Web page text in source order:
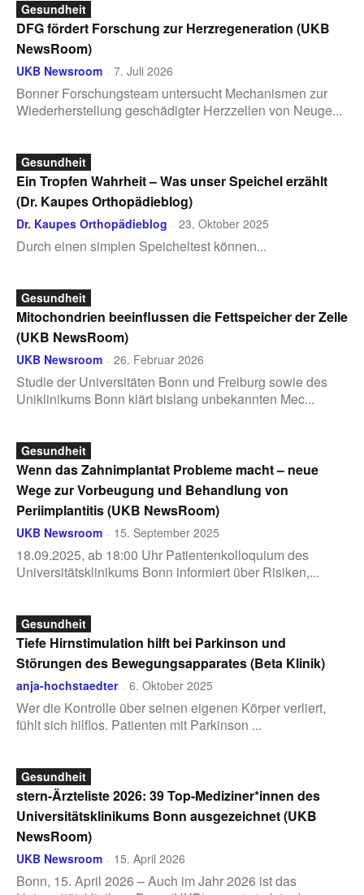
Gesundheit
DFG fördert Forschung zur Herzregeneration (UKB
NewsRoom)
UKB Newsroom - 7. Juli 2026
Bonner Forschungsteam untersucht Mechanismen zur
Wiederherstellung geschädigter Herzzellen von Neuge...
Gesundheit
Ein Tropfen Wahrheit – Was unser Speichel erzählt
(Dr. Kaupes Orthopädieblog)
Dr. Kaupes Orthopädieblog - 23. Oktober 2025
Durch einen simplen Speicheltest können...
Gesundheit
Mitochondrien beeinflussen die Fettspeicher der Zelle
(UKB NewsRoom)
UKB Newsroom - 26. Februar 2026
Studie der Universitäten Bonn und Freiburg sowie des
Uniklinikums Bonn klärt bislang unbekannten Mec...
Gesundheit
Wenn das Zahnimplantat Probleme macht – neue
Wege zur Vorbeugung und Behandlung von
Periimplantitis (UKB NewsRoom)
UKB Newsroom - 15. September 2025
18.09.2025, ab 18:00 Uhr Patientenkolloquium des
Universitätsklinikums Bonn informiert über Risiken,...
Gesundheit
Tiefe Hirnstimulation hilft bei Parkinson und
Störungen des Bewegungsapparates (Beta Klinik)
anja-hochstaedter - 6. Oktober 2025
Wer die Kontrolle über seinen eigenen Körper verliert,
fühlt sich hilflos. Patienten mit Parkinson ...
Gesundheit
stern-Ärzteliste 2026: 39 Top-Mediziner*innen des
Universitätsklinikums Bonn ausgezeichnet (UKB
NewsRoom)
UKB Newsroom - 15. April 2026
Bonn, 15. April 2026 – Auch im Jahr 2026 ist das